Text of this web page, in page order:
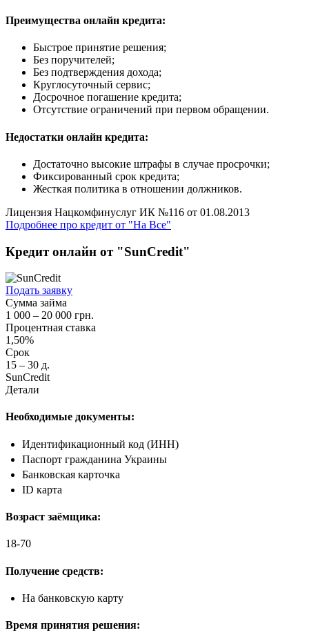
Преимущества онлайн кредита:
Быстрое принятие решения;
Без поручителей;
Без подтверждения дохода;
Круглосуточный сервис;
Досрочное погашение кредита;
Отсутствие ограничений при первом обращении.
Недостатки онлайн кредита:
Достаточно высокие штрафы в случае просрочки;
Фиксированный срок кредита;
Жесткая политика в отношении должников.
Лицензия Нацкомфинуслуг ИК №116 от 01.08.2013
Подробнее про кредит от "На Все"
Кредит онлайн от "SunCredit"
Подать заявку
Сумма займа
1 000 – 20 000 грн.
Процентная ставка
1,50%
Срок
15 – 30 д.
SunCredit
Детали
Необходимые документы:
Идентификационный код (ИНН)
Паспорт гражданина Украины
Банковская карточка
ID карта
Возраст заёмщика:
18-70
Получение средств:
На банковскую карту
Время принятия решения: